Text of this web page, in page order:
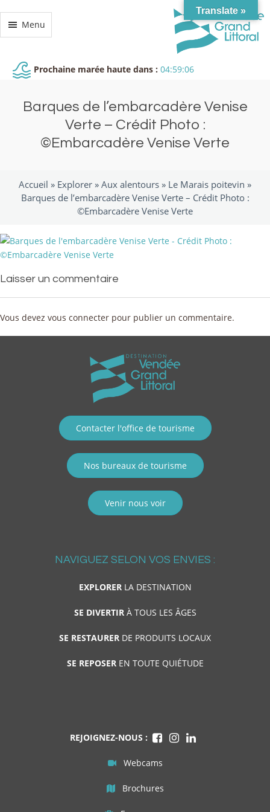
Menu
Prochaine marée haute dans : 04:59:06
Barques de l’embarcadère Venise
Verte – Crédit Photo :
©Embarcadère Venise Verte
Accueil » Explorer » Aux alentours » Le Marais poitevin »
Barques de l’embarcadère Venise Verte – Crédit Photo :
©Embarcadère Venise Verte
Laisser un commentaire
Vous devez vous connecter pour publier un commentaire.
Contacter l'office de tourisme
Nos bureaux de tourisme
Venir nous voir
NAVIGUEZ SELON VOS ENVIES :
EXPLORERLA DESTINATION
SE DIVERTIRÀ TOUS LES ÂGES
SE RESTAURER DE PRODUITS LOCAUX
SE REPOSEREN TOUTE QUIÉTUDE
REJOIGNEZ-NOUS :
Webcams
Brochures
Translate »